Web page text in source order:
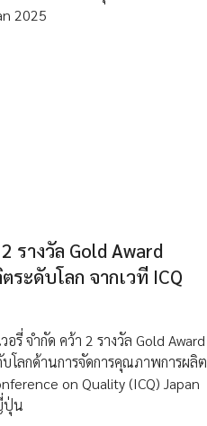
รางวัล Gold Award
ะดับโลก จากเวที ICQ
รี่ จำกัด คว้า 2 รางวัล Gold Award
บโลกด้านการจัดการคุณภาพการผลิต
on Quality (ICQ) Japan
ปุ่น